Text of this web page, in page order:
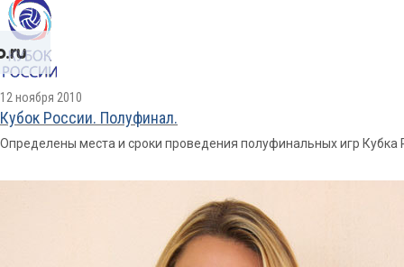
12 ноября 2010
Кубок России. Полуфинал.
Определены места и сроки проведения полуфинальных игр Кубка